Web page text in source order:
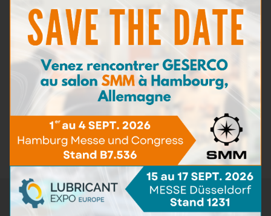
Kits d'Analyse
Consommables et Réactifs
Accessoires de test
Kits de test pour huiles moteur
Kits de test pour huiles industrielles et
hydrauliques
Kits de test pour fluides d’usinage
Kits de test pour fluides de refroidissement
Kits de test pour carburants (5)
Kits de test pour fluides aéronautiques
Accessoires de test
Pack de recharge
Newsletter